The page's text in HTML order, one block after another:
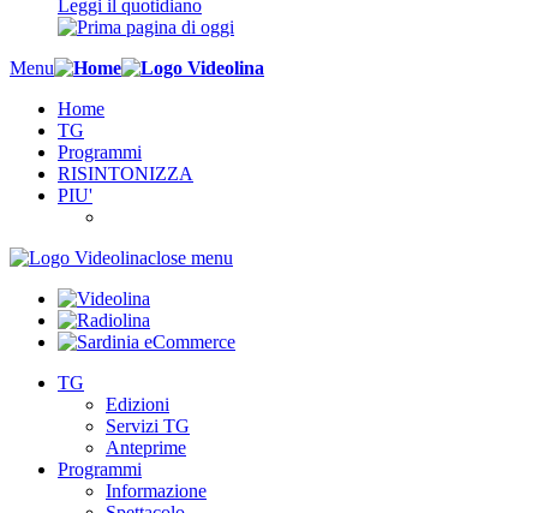
Leggi il quotidiano
Menu
Home
TG
Programmi
RISINTONIZZA
PIU'
close menu
TG
Edizioni
Servizi TG
Anteprime
Programmi
Informazione